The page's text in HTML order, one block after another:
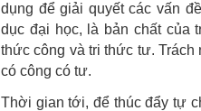
dụng để giải quyết các vấn
dục đại học, là bản chất của
thức công và tri thức tư.
có công có tư.
Thời gian tới, để thúc đẩy tự